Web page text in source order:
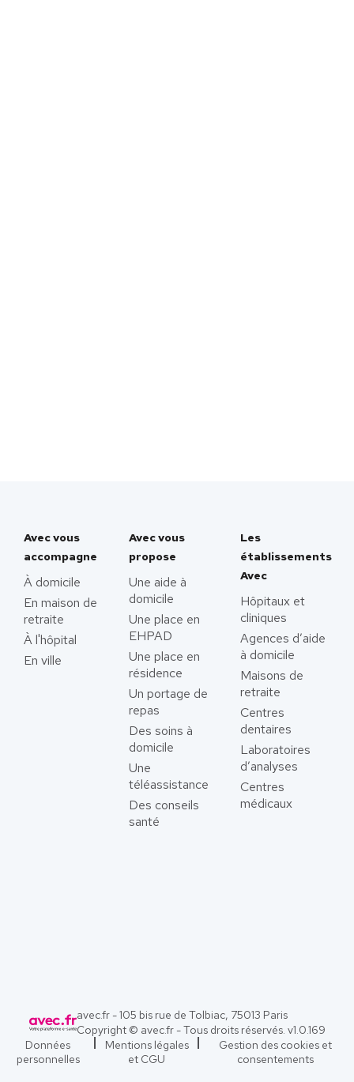
Avec vous
accompagne
À domicile
En maison de
retraite
À l'hôpital
En ville
Avec vous
propose
Une aide à
domicile
Une place en
EHPAD
Une place en
résidence
Un portage de
repas
Des soins à
domicile
Une
téléassistance
Des conseils
santé
Les
établissements
Avec
Hôpitaux et
cliniques
Agences d’aide
à domicile
Maisons de
retraite
Centres
dentaires
Laboratoires
d’analyses
Centres
médicaux
avec.fr - 105 bis rue de Tolbiac, 75013 Paris
Copyright © avec.fr - Tous droits réservés. v1.0.169
Données
personnelles
Mentions légales
et CGU
Gestion des cookies et
consentements